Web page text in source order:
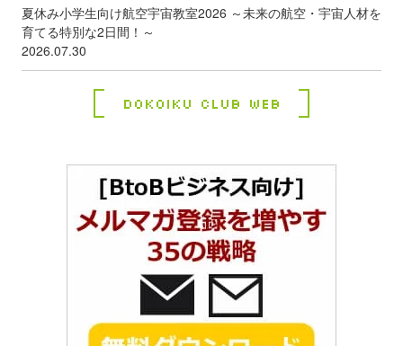
夏休み小学生向け航空宇宙教室2026 ～未来の航空・宇宙人材を
育てる特別な2日間！～
2026.07.30
Dokoiku Club Web